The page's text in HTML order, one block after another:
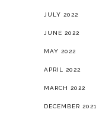
JULY 2022
JUNE 2022
MAY 2022
APRIL 2022
MARCH 2022
DECEMBER 2021